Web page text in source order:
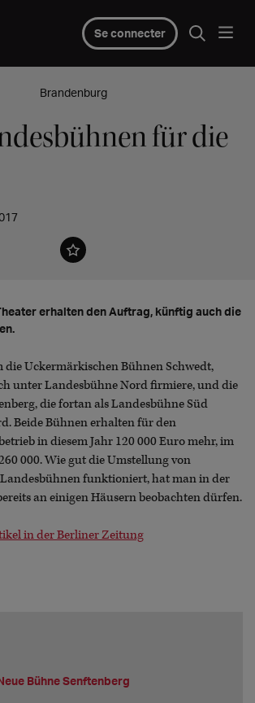
Se connecter
Brandenburg
für die
erhalten den Auftrag, künftig auch die
die Uckermärkischen Bühnen Schwedt,
unter Landesbühne Nord firmiere, und die
die fortan als Landesbühne Süd
Beide Bühnen erhalten für den
in diesem Jahr 120 000 Euro mehr, im
000. Wie gut die Umstellung von
funktioniert, hat man in der
an einigen Häusern beobachten dürfen.
in der Berliner Zeitung
Bühne Senftenberg